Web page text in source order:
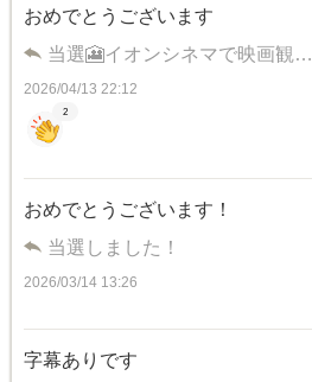
おめでとうございます
当選🎦イオンシネマで映画観…
2026/04/13 22:12
2
おめでとうございます！
当選しました！
2026/03/14 13:26
字幕ありです